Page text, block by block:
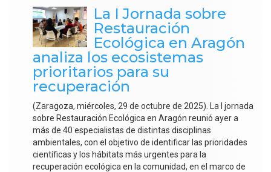
La I Jornada sobre
Restauración
Ecológica en Aragón
analiza los ecosistemas
prioritarios para su
recuperación
(Zaragoza, miércoles, 29 de octubre de 2025). La I jornada
sobre Restauración Ecológica en Aragón reunió ayer a
más de 40 especialistas de distintas disciplinas
ambientales, con el objetivo de identificar las prioridades
científicas y los hábitats más urgentes para la
recuperación ecológica en la comunidad, en el marco de